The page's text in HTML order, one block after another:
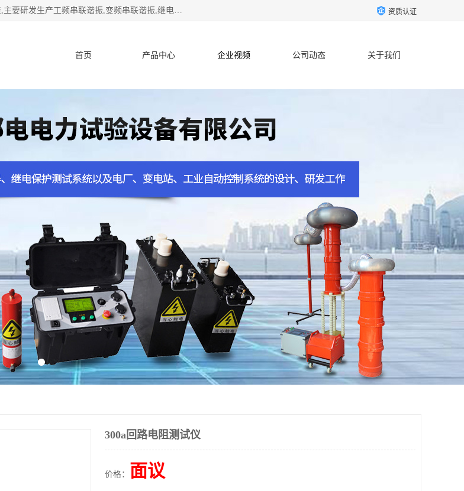
武汉鄂电电力试验设备有限公司专门从事电力电气设备和仪器仪表的设计与制造,主要研发生产工频串联谐振,变频串联谐振,继电保护测试仪,电缆故障测试仪,直流电阻测试仪,接地电阻测试仪等一百多种高品质产品.坚持奉行"质量一,客户至上"的服务宗旨。 资质认证
首页 产品中心 企业视频 公司动态 关于我们
300a回路电阻测试仪
价格： 面议